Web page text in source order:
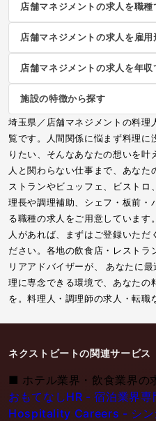
店舗マネジメントの求人を職
店舗マネジメントの求人を雇
店舗マネジメントの求人を年
施設の特徴から探す
埼玉県／店舗マネジメントの料理
覧です。人間関係に悩まず料理
りたい、そんなあなたの想いを叶
人と関わらない仕事まで、あな
ストランやビュッフェ、ビスト
理長や調理補助、シェフ・板前・
る職種の求人をご用意していま
人があれば、まずはご登録いただ
ださい。各地の飲食店・レストラ
リアアドバイザーが、 あなたに
理に専念できる環境で、あなたの
を。料理人・調理師の求人・転職
ネクストビートの関連サービス
■ ホテル業界・飲食業界の
おもてなしHR - 宿泊業界
Hospitality Careers - シン